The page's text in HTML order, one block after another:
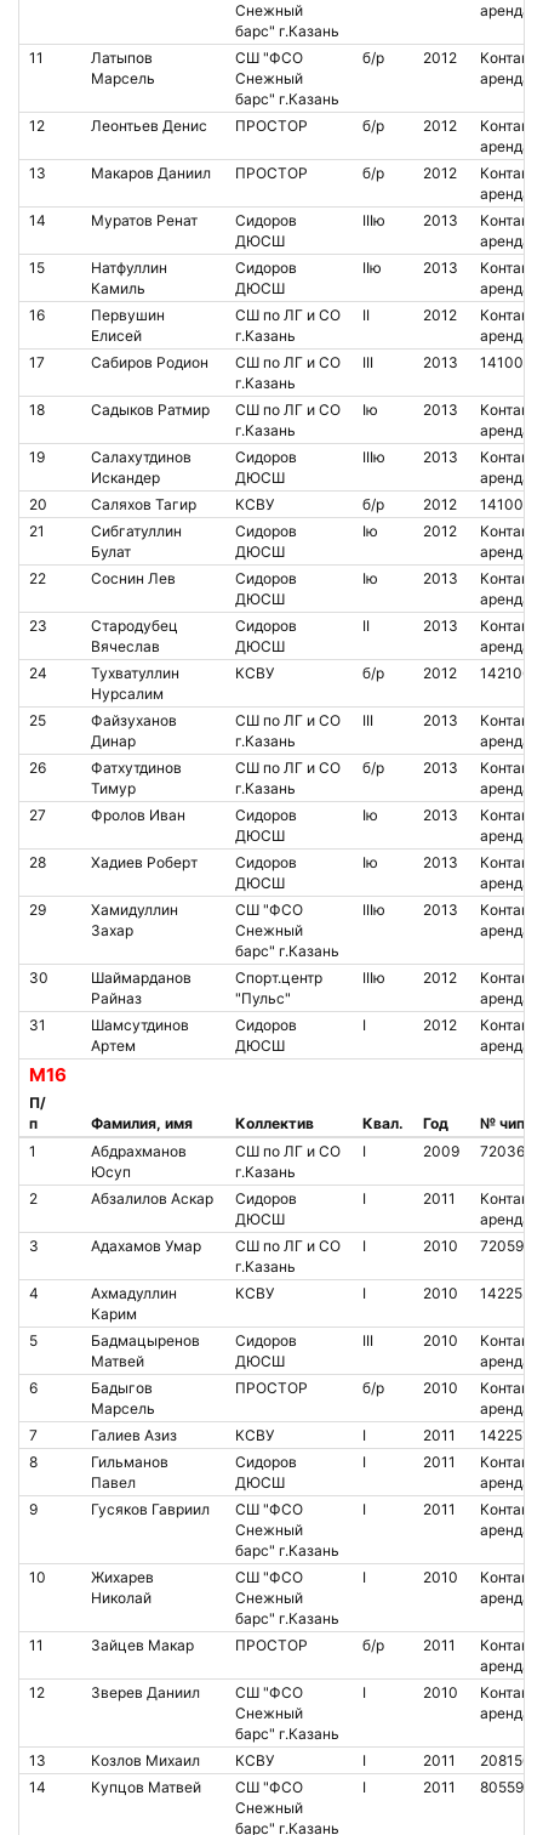
Снежный
барс" г.Казань
аренда
11
Латыпов
Марсель
СШ "ФСО
Снежный
барс" г.Казань
б/р 2012
Контакт.
аренда
12 Леонтьев Денис ПРОСТОР б/р 2012
Контакт.
аренда
13
Макаров Даниил ПРОСТОР б/р 2012
Контакт.
аренда
14
Муратов Ренат
Сидоров
ДЮСШ
IIIю 2013
Контакт.
аренда
15
Натфуллин
Камиль
Сидоров
ДЮСШ
IIю 2013
Контакт.
аренда
16
Первушин
Елисей
СШ по ЛГ и СО
г.Казань
II 2012
Контакт.
аренда
17
Сабиров Родион
СШ по ЛГ и СО
г.Казань
III 2013 1410085
18 Садыков Ратмир
СШ по ЛГ и СО
г.Казань
Iю 2013
Контакт.
аренда
19
Салахутдинов
Искандер
Сидоров
ДЮСШ
IIIю 2013
Контакт.
аренда
20
Саляхов Тагир КСВУ б/р 2012
1410083
21
Сибгатуллин
Булат
Сидоров
ДЮСШ
Iю 2012
Контакт.
аренда
22
Соснин Лев
Сидоров
ДЮСШ
Iю 2013
Контакт.
аренда
23
Стародубец
Вячеслав
Сидоров
ДЮСШ
II 2013
Контакт.
аренда
24
Тухватуллин
Нурсалим
КСВУ б/р 2012 1421063
25
Файзуханов
Динар
СШ по ЛГ и СО
г.Казань
III 2013
Контакт.
аренда
26
Фатхутдинов
Тимур
СШ по ЛГ и СО
г.Казань
б/р 2013
Контакт.
аренда
27
Фролов Иван
Сидоров
ДЮСШ
Iю 2013
Контакт.
аренда
28
Хадиев Роберт
Сидоров
ДЮСШ
Iю 2013
Контакт.
аренда
29
Хамидуллин
Захар
СШ "ФСО
Снежный
барс" г.Казань
IIIю 2013
Контакт.
аренда
30
Шаймарданов
Райназ
Cпорт.центр
"Пульс"
IIIю 2012
Контакт.
аренда
31
Шамсутдинов
Артем
Сидоров
ДЮСШ
I 2012
Контакт.
аренда
М16
П/
п
Фамилия, имя Коллектив Квал. Год
№ чипа
1
Абдрахманов
Юсуп
СШ по ЛГ и СО
г.Казань
I 2009 7203670
2 Абзалилов Аскар
Сидоров
ДЮСШ
I 2011
Контакт.
аренда
3
Адахамов Умар
СШ по ЛГ и СО
г.Казань
I 2010 7205904
4
Ахмадуллин
Карим
КСВУ I 2010 1422526
5
Бадмацыренов
Матвей
Сидоров
ДЮСШ
III 2010
Контакт.
аренда
6
Бадыгов
Марсель
ПРОСТОР б/р 2010
Контакт.
аренда
7
Галиев Азиз КСВУ I 2011
1422518
8
Гильманов
Павел
Сидоров
ДЮСШ
I 2011
Контакт.
аренда
9
Гусяков Гавриил
СШ "ФСО
Снежный
барс" г.Казань
I 2011
Контакт.
аренда
10
Жихарев
Николай
СШ "ФСО
Снежный
барс" г.Казань
I 2010
Контакт.
аренда
11 Зайцев Макар ПРОСТОР б/р 2011
Контакт.
аренда
12
Зверев Даниил
СШ "ФСО
Снежный
барс" г.Казань
I 2010
Контакт.
аренда
13 Козлов Михаил КСВУ I 2011
2081503
14
Купцов Матвей
СШ "ФСО
Снежный
барс" г.Казань
I 2011 8055956